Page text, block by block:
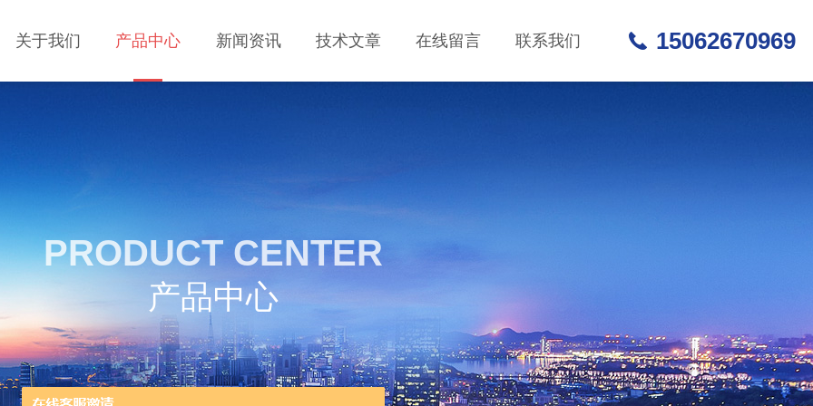
关于我们 产品中心 新闻资讯 技术文章 在线留言 联系我们 15062670969
PRODUCT CENTER
产品中心